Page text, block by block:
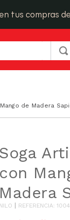
tus compras
de Madera
Soga
con
Madera
NILO REFERENCIA: